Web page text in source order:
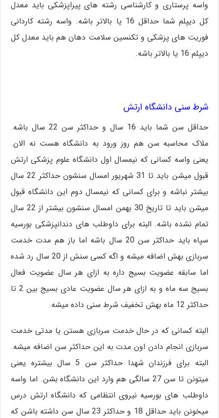
واسه پرستاری و کارشناسی رشته های پیراپزشکی باید معدل
کل دیپلم شما حداقل 16 یا بالاتر باشه. واسه رشته کاردانی
فوریت های پزشکی و تکنسین سلامت دهان هم باید معدل کل
دیپلم 16 یا بالاتر باشه.
شرط سنی دانشگاه ارتش
حداقل سن شما باید 16 سال و حداکثر سن 22 سال باشه.
ملاک محاسبه سن هم روز ورود به دانشگاه هست نه الان.
یعنی واسه کسانی که نیمسال اول دانشگاه علوم پزشکی ارتش
قبول میشن باید تا 31 شهریور امسال سنشون حداکثر 22 سال
بیشتر نباشه و برای کسانی که نیمسال دوم این دانشگاه قبول
میشن باید تا تاریخ 30 بهمن امسال سنشون بیشتر از 22 سال
تمام نشده باشه. البته برای داوطلب های دندانپزشکی بورسیه
سپاه باید حداکثر سن 20 سال باشه اما باز هم مدت خدمت
سربازی بهش اضافه میشه و اگه کسی سنش از 20 سال رد شده
اما سابقه عضویت بسیج داره به ازای هر سال عضویت فعال
بسیج سه ماه و به ازای هر سال عضویت عادی بسیج بین 2 تا
حداکثر 12 ماه بهش تخفیف شرط سنی داده میشه.
البته کسانی که در حال خدمت سربازی هستن یا مدتی خدمت
سربازی انجام دادن اون مدت به این حداکثر سن اضافه میشه.
البته برای فرزندان شهدا حداکثر سن 5 سال بیشتره یعنی
میتونن تا سن 27 سالگی هم وارد این دانشگاه بشن. اما واسه
داوطلب های بورسیه نیروی انتظامی که دانشگاه ارتش درس
میخونن باید حداقل 18 و حداکثر 23 سال سن داشته باشن که